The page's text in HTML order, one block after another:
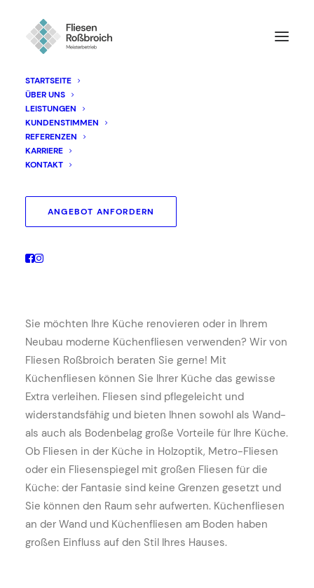
STARTSEITE
ÜBER UNS
LEISTUNGEN
KUNDENSTIMMEN
REFERENZEN
KARRIERE
KONTAKT
ANGEBOT ANFORDERN
UnsereReferenzen
Küchenfliesen
Boden
Sie möchten Ihre Küche renovieren oder in Ihrem
Neubau moderne Küchenfliesen verwenden? Wir von
Fliesen Roßbroich beraten Sie gerne! Mit
Küchenfliesen können Sie Ihrer Küche das gewisse
Extra verleihen. Fliesen sind pflegeleicht und
widerstandsfähig und bieten Ihnen sowohl als Wand-
als auch als Bodenbelag große Vorteile für Ihre Küche.
Ob Fliesen in der Küche in Holzoptik, Metro-Fliesen
oder ein Fliesenspiegel mit großen Fliesen für die
Küche: der Fantasie sind keine Grenzen gesetzt und
Sie können den Raum sehr aufwerten. Küchenfliesen
an der Wand und Küchenfliesen am Boden haben
großen Einfluss auf den Stil Ihres Hauses.